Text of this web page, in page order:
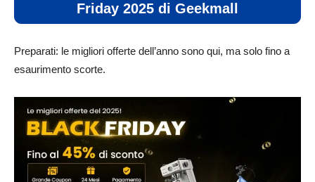
Friday 2025 di Geekmall
Preparati: le migliori offerte dell’anno sono qui, ma solo fino a
esaurimento scorte.